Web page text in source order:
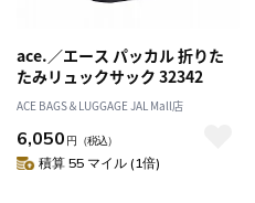
ace.／エース パッカル 折りた
たみリュックサック 32342
ACE BAGS＆LUGGAGE JAL Mall店
6,050 円 （税込）
積算 55 マイル (1倍)